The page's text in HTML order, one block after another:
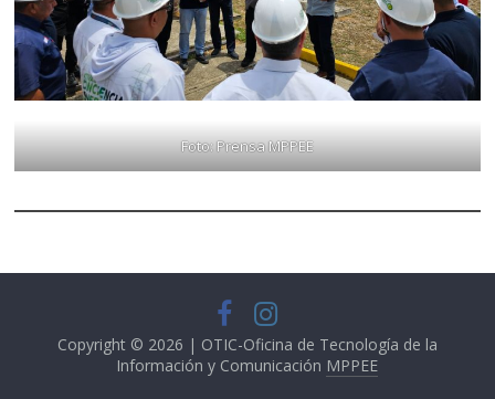
Foto: Prensa MPPEE
Copyright © 2026 | OTIC-Oficina de Tecnología de la
Información y Comunicación MPPEE